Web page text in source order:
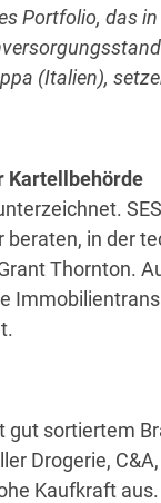
Portfolio, das
(Italien),
Kartellbehörde
in der
Thornton.
gut sortiertem
Drogerie,
Kaufkraft